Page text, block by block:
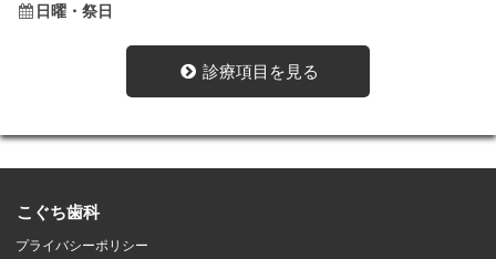
日曜・祭日
診療項目を見る
こぐち歯科
プライバシーポリシー